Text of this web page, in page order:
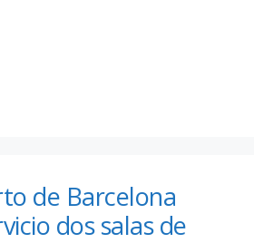
de Barcelona
dos salas de